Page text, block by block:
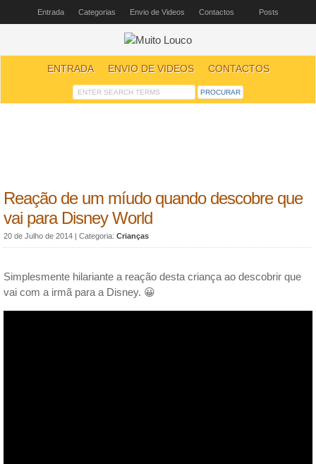
Entrada Categorias Envio de Videos Contactos Posts
ENTRADA ENVIO DE VIDEOS CONTACTOS
Reação de um míudo quando descobre que
vai para Disney World
20 de Julho de 2014 | Categoria: Crianças
Simplesmente hilariante a reação desta criança ao descobrir que
vai com a irmã para a Disney. 😀